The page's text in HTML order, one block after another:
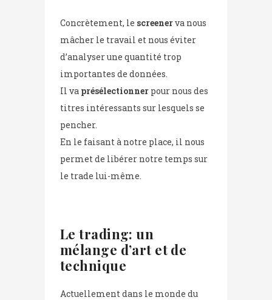
Concrètement, le screenerva nous
mâcher le travail et nous éviter
d’analyser une quantité trop
importantes de données.
Il va présélectionner pour nous des
titres intéressants sur lesquels se
pencher.
En le faisant à notre place, il nous
permet de libérer notre temps sur
le trade lui-même.
Le trading: un
mélange d’art et de
technique
Actuellement dans le monde du